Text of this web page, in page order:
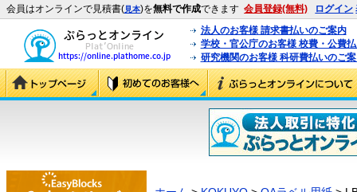
会員はオンラインで見積書(見本)を無料で作成できます 会員登録(無料) ログイン
法人のお客様 請求書払いのご案内
学校・官公庁のお客様 校費・公費
研究機関のお客様 科研費払いのご